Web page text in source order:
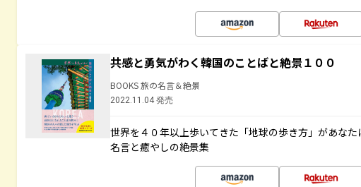
共感と勇気がわく韓国のことばと絶景１００
BOOKS 旅の名言＆絶景
2022.11.04 発売
世界を４０年以上歩いてきた「地球の歩き方」があな
名言と癒やしの絶景集